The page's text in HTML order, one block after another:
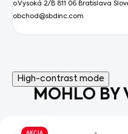
o.Vysoká 2/B 811 06 Bratislava
obchod@sbdinc.com
High-contrast mode
MOHLO BY